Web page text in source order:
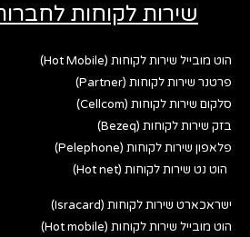
שירות לקוחות
הוט מובייל שירות לקוחות (Hot Mobile)
פרטנר שירות לקוחות (Partner)
סלקום שירות לקוחות (Cellcom)
בזק שירות לקוחות (Bezeq)
פלאפון שירות לקוחות (Pelephone)
הוט נט שירות לקוחות (Hot net)
ישראכארט שירות לקוחות (Isracard)
הוט מובייל שירות לקוחות (Hot mobile)